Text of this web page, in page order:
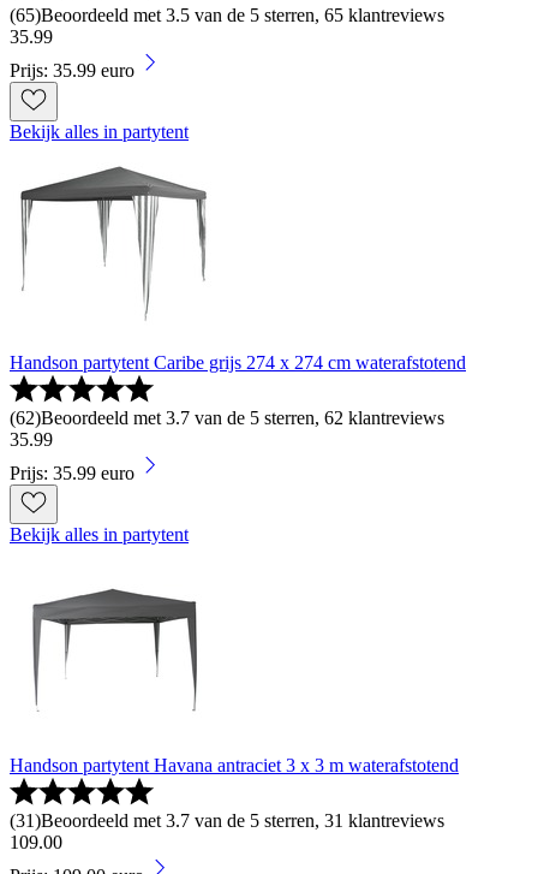
(65)Beoordeeld met 3.5 van de 5 sterren, 65 klantreviews
35.99
Prijs: 35.99 euro
Bekijk alles in partytent
Handson partytent Caribe grijs 274 x 274 cm waterafstotend
(62)Beoordeeld met 3.7 van de 5 sterren, 62 klantreviews
35.99
Prijs: 35.99 euro
Bekijk alles in partytent
Handson partytent Havana antraciet 3 x 3 m waterafstotend
(31)Beoordeeld met 3.7 van de 5 sterren, 31 klantreviews
109.00